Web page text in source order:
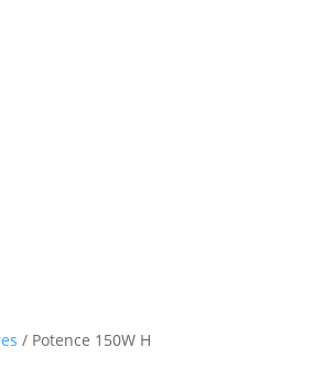
/ Potence 150W H